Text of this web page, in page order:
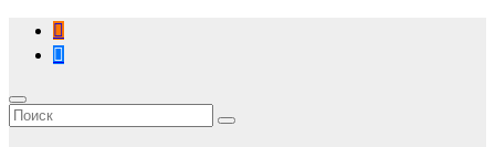
Перейти
содержимому